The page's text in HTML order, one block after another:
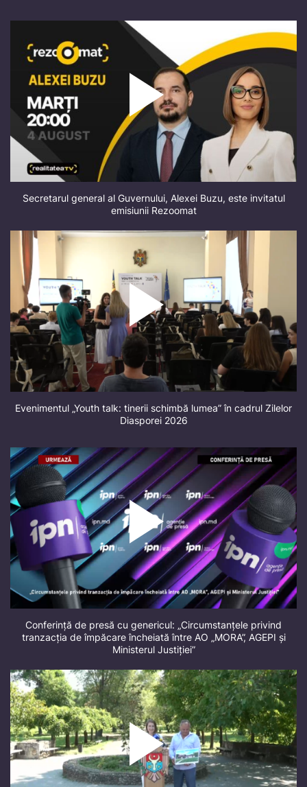
Secretarul general al Guvernului, Alexei Buzu, este invitatul
emisiunii Rezoomat
Evenimentul „Youth talk: tinerii schimbă lumea” în cadrul Zilelor
Diasporei 2026
Conferință de presă cu genericul: „Circumstanțele privind
tranzacția de împăcare încheiată între AO „MORA”, AGEPI și
Ministerul Justiției”